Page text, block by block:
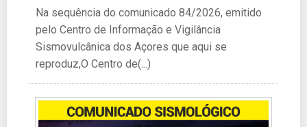
Na sequência do comunicado 84/2026, emitido
pelo Centro de Informação e Vigilância
Sismovulcânica dos Açores que aqui se
reproduz,O Centro de(...)